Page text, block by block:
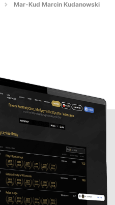
Mar-Kud Marcin Kudanowski